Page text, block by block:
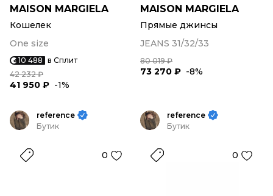
MAISON MARGIELA
Кошелек
One size
10 488 в Сплит
42 232 ₽
41 950 ₽ -1%
MAISON MARGIELA
Прямые джинсы
JEANS 31/32/33
80 019 ₽
73 270 ₽ -8%
reference
Бутик
0
reference
Бутик
0